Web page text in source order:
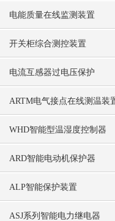
电能质量在线监测装置
开关柜综合测控装置
电流互感器过电压保护
ARTM电气接点在线测温装
WHD智能型温湿度控制器
ARD智能电动机保护器
ALP智能保护装置
ASJ系列智能电力继电器